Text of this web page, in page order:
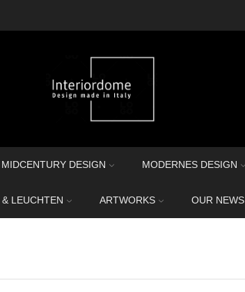
DESIGN MODERNES DESIGN
LEUCHTEN ARTWORKS OUR NEWS